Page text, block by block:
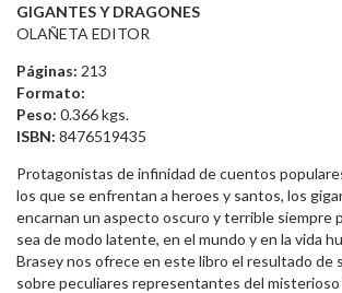
GIGANTES Y DRAGONES
OLAÑETA EDITOR
Páginas: 213
Formato:
Peso: 0.366 kgs.
ISBN: 8476519435
Protagonistas de infinidad de cuentos
los que se enfrentan a heroes y santos, los
encarnan un aspecto oscuro y terrible siempre
sea de modo latente, en el mundo y en la vida
Brasey nos ofrece en este libro el resultado de
sobre peculiares representantes del